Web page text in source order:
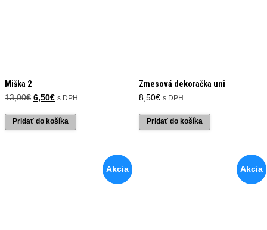
Miška 2
13,00€ Pôvodná
bola:
13,00€.
6,50€Aktuálna
je:
6,50€.
s DPH
Pridať do košíka
Zmesová dekoračka uni
8,50€ s DPH
Pridať do košíka
Akcia Akcia